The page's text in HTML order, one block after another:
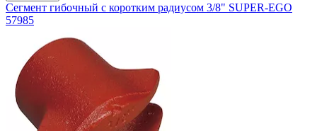
Сегмент гибочный с коротким радиусом 3/8" SUPER-EGO
57985